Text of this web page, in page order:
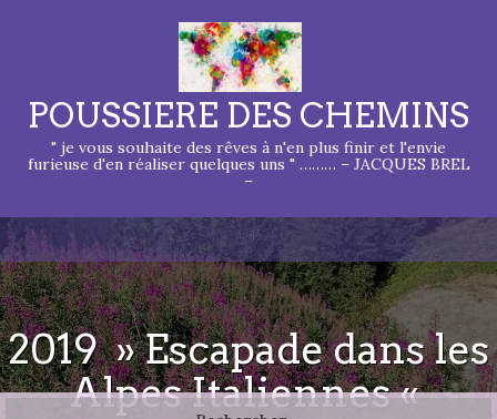
POUSSIERE DES CHEMINS
" je vous souhaite des rêves à n'en plus finir et l'envie
furieuse d'en réaliser quelques uns " ……… – JACQUES BREL
–
2019 » Escapade dans les
Alpes Italiennes «
Rechercher :